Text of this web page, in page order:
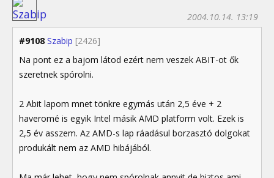
#9108 Szabip [2426]
2004.10.14. 13:19
Na pont ez a bajom látod ezért nem veszek ABIT-ot ők
szeretnek spórolni.
2 Abit lapom mnet tönkre egymás után 2,5 éve + 2
haveromé is egyik Intel másik AMD platform volt. Ezek is
2,5 év asszem. Az AMD-s lap ráadásul borzasztó dolgokat
produkált nem az AMD hibájából.